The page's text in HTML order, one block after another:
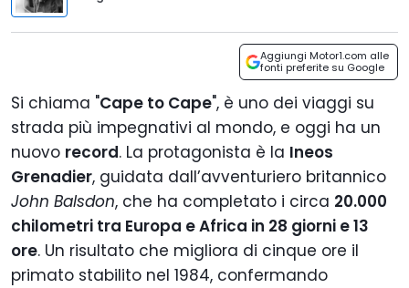
Aggiungi Motor1.com alle
fonti preferite su Google
Si chiama "Cape to Cape", è uno dei viaggi su
strada più impegnativi al mondo, e oggi ha un
nuovo record. La protagonista è la Ineos
Grenadier, guidata dall’avventuriero britannico
John Balsdon, che ha completato i circa 20.000
chilometri tra Europa e Africa in 28 giorni e 13
ore. Un risultato che migliora di cinque ore il
primato stabilito nel 1984, confermando